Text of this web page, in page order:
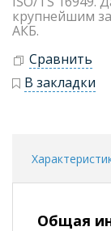
крупнейшим
АКБ.
Сравнить
В закладки
Общая